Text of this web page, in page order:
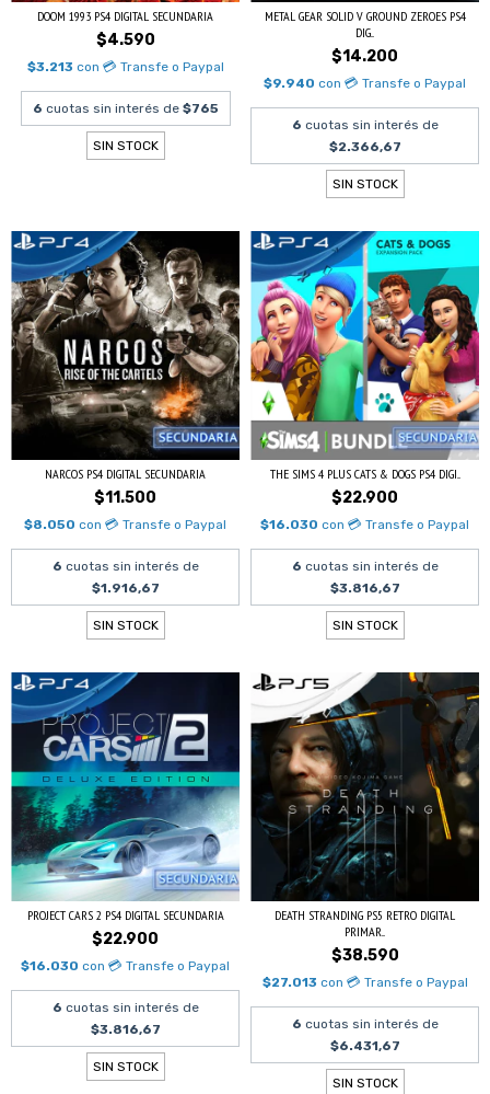
DOOM 1993 PS4 DIGITAL SECUNDARIA
$4.590
$3.213 con 💳 Transfe o Paypal
6 cuotas sin interés de $765
SIN STOCK
METAL GEAR SOLID V GROUND ZEROES PS4
DIG...
$14.200
$9.940 con 💳 Transfe o Paypal
6 cuotas sin interés de
$2.366,67
SIN STOCK
NARCOS PS4 DIGITAL SECUNDARIA
$11.500
$8.050 con 💳 Transfe o Paypal
6 cuotas sin interés de
$1.916,67
SIN STOCK
THE SIMS 4 PLUS CATS & DOGS PS4 DIGI...
$22.900
$16.030 con 💳 Transfe o Paypal
6 cuotas sin interés de
$3.816,67
SIN STOCK
PROJECT CARS 2 PS4 DIGITAL SECUNDARIA
$22.900
$16.030 con 💳 Transfe o Paypal
6 cuotas sin interés de
$3.816,67
SIN STOCK
DEATH STRANDING PS5 RETRO DIGITAL
PRIMAR...
$38.590
$27.013 con 💳 Transfe o Paypal
6 cuotas sin interés de
$6.431,67
SIN STOCK